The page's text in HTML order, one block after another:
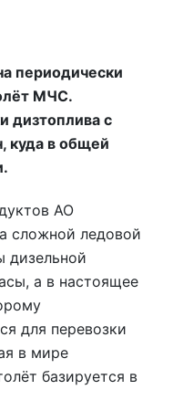
периодически
МЧС.
дизтоплива с
куда в общей
АО
сложной ледовой
дизельной
а в настоящее
для перевозки
в мире
базируется в